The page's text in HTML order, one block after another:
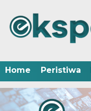
Home Peristiwa